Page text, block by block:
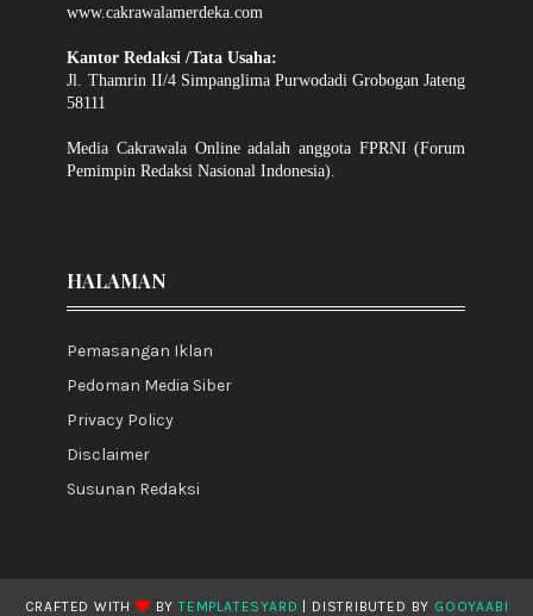
www.cakrawalamerdeka.com
Kantor Redaksi /Tata Usaha:
Jl. Thamrin II/4 Simpanglima Purwodadi Grobogan Jateng
58111
Media Cakrawala Online adalah anggota FPRNI (Forum
Pemimpin Redaksi Nasional Indonesia).
HALAMAN
Pemasangan Iklan
Pedoman Media Siber
Privacy Policy
Disclaimer
Susunan Redaksi
CRAFTED WITH BYTEMPLATESYARD | DISTRIBUTED BY GOOYAABI